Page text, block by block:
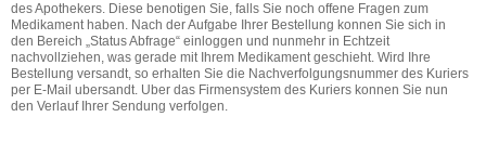
des Apothekers. Diese benotigen Sie, falls Sie noch offene Fragen zum
Medikament haben. Nach der Aufgabe Ihrer Bestellung konnen Sie sich in
den Bereich „Status Abfrage“ einloggen und nunmehr in Echtzeit
nachvollziehen, was gerade mit Ihrem Medikament geschieht. Wird Ihre
Bestellung versandt, so erhalten Sie die Nachverfolgungsnummer des Kuriers
per E-Mail ubersandt. Uber das Firmensystem des Kuriers konnen Sie nun
den Verlauf Ihrer Sendung verfolgen.